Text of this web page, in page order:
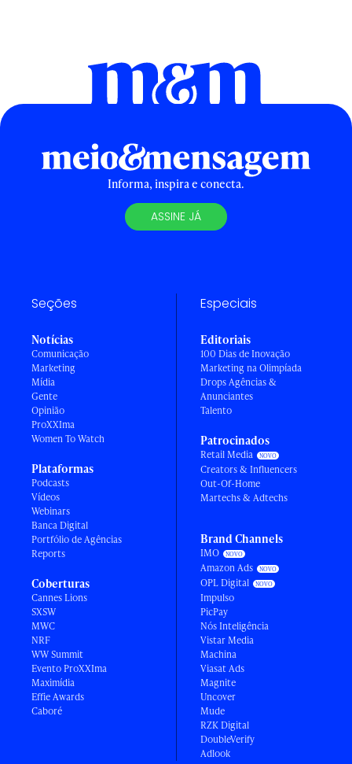
Informa, inspira e conecta.
ASSINE JÁ
Seções
Notícias
Comunicação
Marketing
Mídia
Gente
Opinião
ProXXIma
Women To Watch
Plataformas
Podcasts
Vídeos
Webinars
Banca Digital
Portfólio de Agências
Reports
Coberturas
Cannes Lions
SXSW
MWC
NRF
WW Summit
Evento ProXXIma
Maximídia
Effie Awards
Caboré
Especiais
Editoriais
100 Dias de Inovação
Marketing na Olimpíada
Drops Agências &
Anunciantes
Talento
Patrocinados
Retail Media
Creators & Influencers
Out-Of-Home
Martechs & Adtechs
Brand Channels
IMO
Amazon Ads
OPL Digital
Impulso
PicPay
Nós Inteligência
Vistar Media
Machina
Viasat Ads
Magnite
Uncover
Mude
RZK Digital
DoubleVerify
Adlook